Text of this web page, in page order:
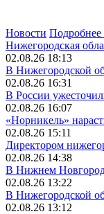
Новости Подробнее
Нижегородская
02.08.26 18:13
В Нижегородской
02.08.26 16:31
В России
02.08.26 16:07
«Норникель»
02.08.26 15:11
Директором
02.08.26 14:38
В Нижнем
02.08.26 13:22
В Нижегородской
02.08.26 13:12